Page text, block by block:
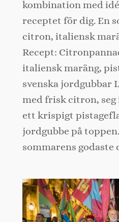
kombination med
receptet för dig. En
citron, italiensk
Recept:
italiensk maräng,
svenska jordgubbar
med frisk citron,
ett krispigt
jordgubbe på
sommarens godaste